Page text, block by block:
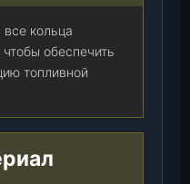
кольца
обеспечить
топливной